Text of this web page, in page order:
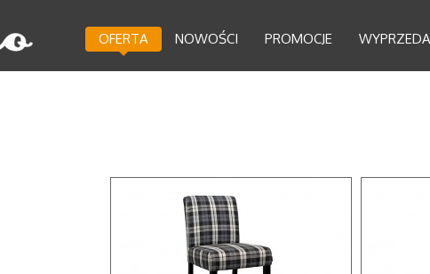
OFERTA NOWOŚCI PROMOCJE